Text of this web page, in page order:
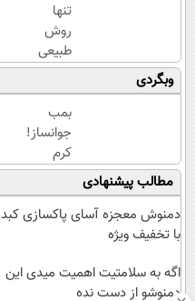
تنها
روش
طبیعی
که
پوستت
رو
بصورت
عمقی
ابرسانی
و نرم
میکنه
وبگردی
بمب
جوانساز!
کرم
بوتاکس
جلبک
اسپیرولینا50%تخفیف
مطالب پیشنهادی
دمنوش معجزه آسای پاکسازی کبد
با تخفیف ویژه
اگه به سلامتیت اهمیت میدی این
دمنوشو از دست نده